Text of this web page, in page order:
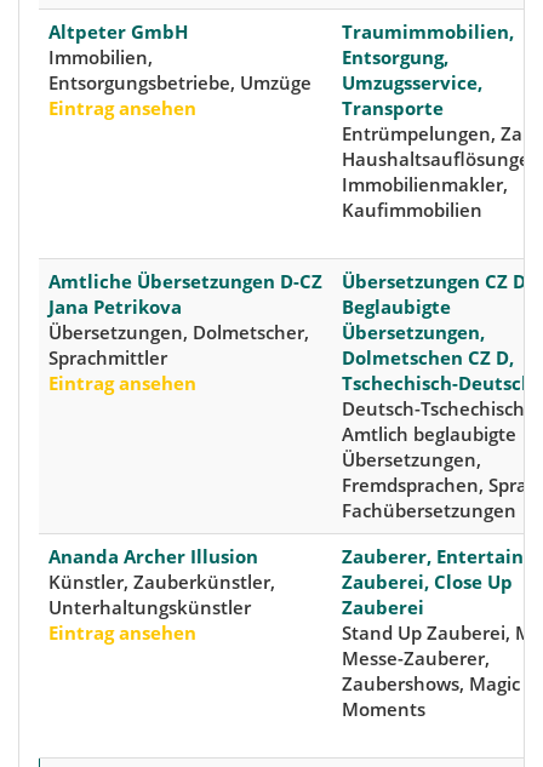
Altpeter GmbH
Immobilien,
Entsorgungsbetriebe, Umzüge
Eintrag ansehen
Traumimmobilien,
Entsorgung,
Umzugsservice,
Transporte
Entrümpelungen,
Immobilienmakler,
Kaufimmobilien
Amtliche Übersetzungen D-CZ
Jana Petrikova
Übersetzungen, Dolmetscher,
Sprachmittler
Eintrag ansehen
Übersetzungen CZ D,
Beglaubigte
Übersetzungen,
Dolmetschen CZ D,
Tschechisch-Deutsch
Deutsch-Tschechisch,
Amtlich beglaubigte
Übersetzungen,
Fremdsprachen,
Fachübersetzungen
Ananda Archer Illusion
Künstler, Zauberkünstler,
Unterhaltungskünstler
Eintrag ansehen
Zauberer,
Zauberei, Close Up
Zauberei
Stand Up Zauberei,
Messe-Zauberer,
Zaubershows, Magic
Moments